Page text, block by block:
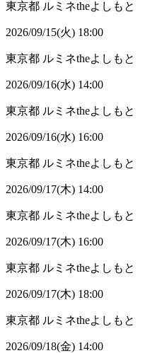
東京都 ルミネtheよしもと
2026/09/15(火) 18:00
東京都 ルミネtheよしもと
2026/09/16(水) 14:00
東京都 ルミネtheよしもと
2026/09/16(水) 16:00
東京都 ルミネtheよしもと
2026/09/17(木) 14:00
東京都 ルミネtheよしもと
2026/09/17(木) 16:00
東京都 ルミネtheよしもと
2026/09/17(木) 18:00
東京都 ルミネtheよしもと
2026/09/18(金) 14:00